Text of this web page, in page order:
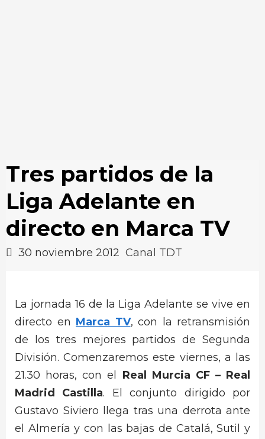
Tres partidos de la
Liga Adelante en
directo en Marca TV
30 noviembre 2012 Canal TDT
La jornada 16 de la Liga Adelante se vive en
directo en Marca TV, con la retransmisión
de los tres mejores partidos de Segunda
División. Comenzaremos este viernes, a las
21.30 horas, con el
Real Murcia CF – Real
Madrid Castilla. El conjunto dirigido por
Gustavo Siviero llega tras una derrota ante
el Almería y con las bajas de Catalá, Sutil y